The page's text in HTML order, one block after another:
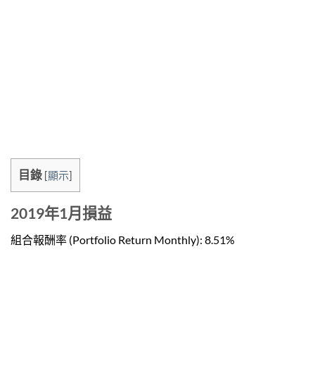
目錄 [顯示]
2019年1月損益
組合報酬率 (Portfolio Return Monthly): 8.51%